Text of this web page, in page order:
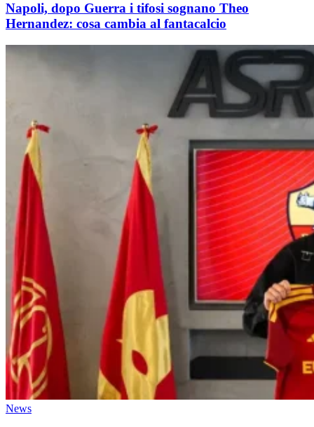
Napoli, dopo Guerra i tifosi sognano Theo
Hernandez: cosa cambia al fantacalcio
News